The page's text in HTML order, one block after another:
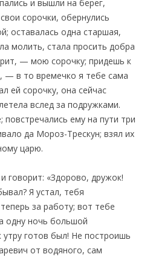
и вышли на берег,
сорочки, обернулись
оставалась одна старшая,
молить, стала просить добра
— мою сорочку; придешь к
в то времечко я тебе сама
ей сорочку, она сейчас
вслед за подружками.
повстречались ему на пути три
да Мороз-Трескун; взял их
царю.
говорит: «Здорово, дружок!
Я устал, тебя
за работу; вот тебе
одну ночь большой
готов был! Не построишь
от водяного, сам